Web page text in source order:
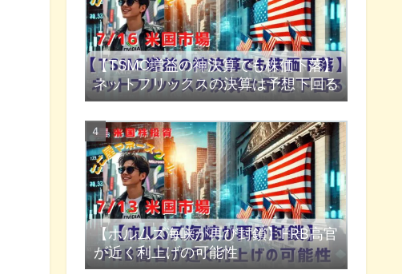
【TSMC増益の神決算でも株価下落】
ネットフリックスの決算は予想下回る
【ホルムズ海峡が再び封鎖】FRB高官
が近く利上げの可能性